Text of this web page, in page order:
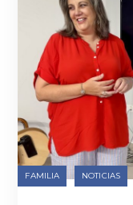
FAMILIA NOTICIAS